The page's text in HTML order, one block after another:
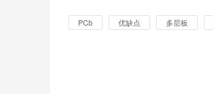
PCb 优缺点 多层板